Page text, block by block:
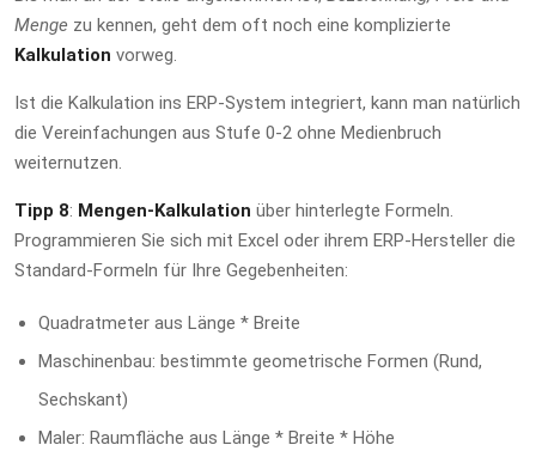
Menge zu kennen, geht dem oft noch eine komplizierte
Kalkulation vorweg.
Ist die Kalkulation ins ERP-System integriert, kann man natürlich
die Vereinfachungen aus Stufe 0-2 ohne Medienbruch
weiternutzen.
Tipp 8: Mengen-Kalkulation über hinterlegte Formeln.
Programmieren Sie sich mit Excel oder ihrem ERP-Hersteller die
Standard-Formeln für Ihre Gegebenheiten:
Quadratmeter aus Länge * Breite
Maschinenbau: bestimmte geometrische Formen (Rund,
Sechskant)
Maler: Raumfläche aus Länge * Breite * Höhe